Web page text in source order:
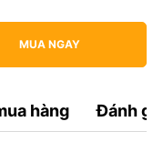
MUA NGAY
hàng Đánh